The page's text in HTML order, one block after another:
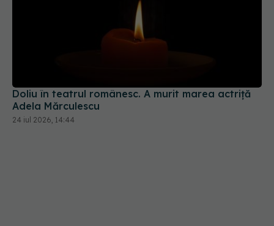
24 iul 2026, 14:44